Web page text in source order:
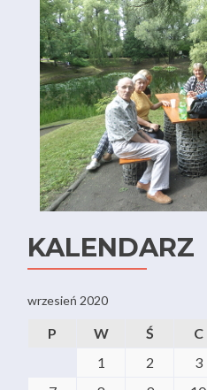
KALENDARZ
wrzesień 2020
P W Ś C
1 2 3